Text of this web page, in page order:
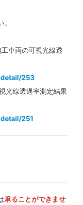
車両の可視光線透
253
光線透過率測定結果
251
承ることができませ